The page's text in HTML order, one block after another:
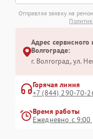
Отправляя заявку на
Адрес
Волгограде:
г. Волгоград, ул.
Горячая линия
+7 (844) 290-70-
Время работы
Ежедневно с